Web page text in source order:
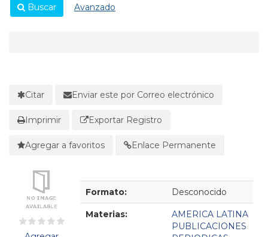
Buscar Avanzado
Citar Enviar este por Correo electrónico
Imprimir Exportar Registro
Agregar a favoritos Enlace Permanente
Detalles Bibliográficos
Formato: Desconocido
Materias:
AMERICA LATINA
PUBLICACIONES